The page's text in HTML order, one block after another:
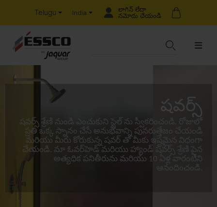
Telugu India
లాగిన్ లేదా
నమోదు చేయండి
షవర్స్
షవర్స్ శ్రేణి నుండి ఎంచుకుని స్టైల్ ను స్వీకరించండి. రోజులో
ప్రతి ఒక్క స్నానం చేసే అనుభవాన్ని పునరుత్తేజం చేయండి
మరియు మీరు కోరుకున్న షవర్ తో మీకు ఇష్టమైన విధంగా
చేయండి. మా ఓవర్‌హెడ్ మరియు హ్యాండ్ షవర్స్ శ్రేణి పైన
అత్యధిక పనితీరును మరియు 10 ఏళ్ల వారంటీని
ఆనందించండి.